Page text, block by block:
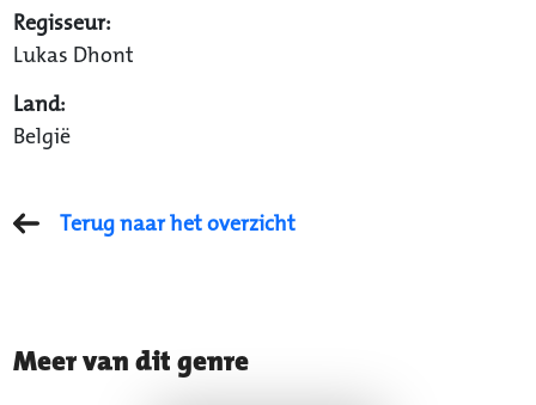
Regisseur:
Lukas Dhont
Land:
België
Terug naar het overzicht
Meer van dit genre